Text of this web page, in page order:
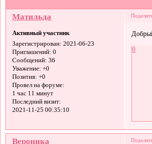
Матильда
Активный участник
Зарегистрирован: 2021-06-23
Приглашений: 0
Сообщений: 36
Уважение: +0
Позитив: +0
Провел на форуме:
1 час 11 минут
Последний визит:
2021-11-25 00:35:10
0
Вероника